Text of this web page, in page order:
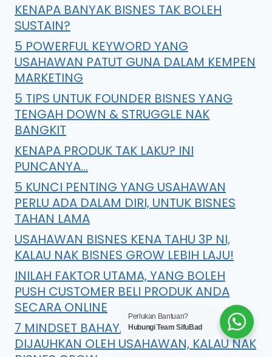
KENAPA BANYAK BISNES TAK BOLEH
SUSTAIN?
5 POWERFUL KEYWORD YANG
USAHAWAN PATUT GUNA DALAM KEMPEN
MARKETING
5 TIPS UNTUK FOUNDER BISNES YANG
TENGAH DOWN & STRUGGLE NAK
BANGKIT
KENAPA PRODUK TAK LAKU? INI
PUNCANYA…
5 KUNCI PENTING YANG USAHAWAN
PERLU ADA DALAM DIRI, UNTUK BISNES
TAHAN LAMA
USAHAWAN BISNES KENA TAHU 3P NI,
KALAU NAK BISNES GROW LEBIH LAJU!
INILAH FAKTOR UTAMA, YANG BOLEH
PUSH CUSTOMER BELI PRODUK ANDA
SECARA ONLINE
7 MINDSET BAHAYA YANG PERLU
DIJAUHKAN OLEH USAHAWAN, KALAU NAK
Perlukan Bantuan?
Hubungi Team SifuBad